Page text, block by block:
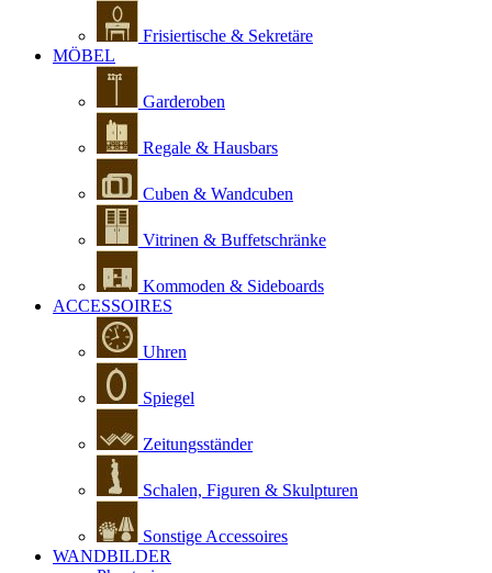
Frisiertische & Sekretäre
MÖBEL
Garderoben
Regale & Hausbars
Cuben & Wandcuben
Vitrinen & Buffetschränke
Kommoden & Sideboards
ACCESSOIRES
Uhren
Spiegel
Zeitungsständer
Schalen, Figuren & Skulpturen
Sonstige Accessoires
WANDBILDER